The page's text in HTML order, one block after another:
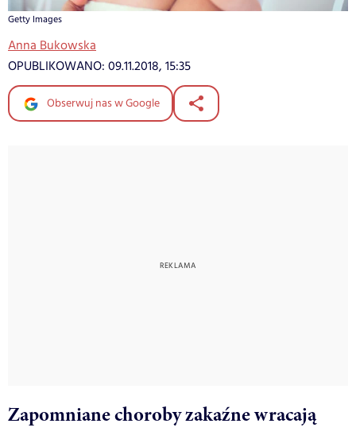
Getty Images
Anna Bukowska
OPUBLIKOWANO: 09.11.2018, 15:35
Obserwuj nas w Google
Zapomniane choroby zakaźne wracają